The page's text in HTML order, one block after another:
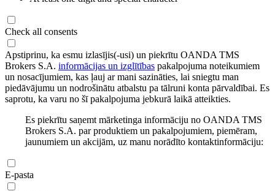
Check all consents
Apstiprinu, ka esmu izlasījis(-usi) un piekrītu OANDA TMS
Brokers S.A. informācijas un izglītības pakalpojuma noteikumiem
un nosacījumiem, kas ļauj ar mani sazināties, lai sniegtu man
piedāvājumu un nodrošinātu atbalstu pa tālruni konta pārvaldībai. Es
saprotu, ka varu no šī pakalpojuma jebkurā laikā atteikties.
Es piekrītu saņemt mārketinga informāciju no OANDA TMS
Brokers S.A. par produktiem un pakalpojumiem, piemēram,
jaunumiem un akcijām, uz manu norādīto kontaktinformāciju:
E-pasta